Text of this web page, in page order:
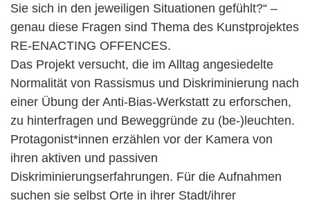
Sie sich in den jeweiligen Situationen gefühlt?“ –
genau diese Fragen sind Thema des Kunstprojektes
RE-ENACTING OFFENCES.
Das Projekt versucht, die im Alltag angesiedelte
Normalität von Rassismus und Diskriminierung nach
einer Übung der Anti-Bias-Werkstatt zu erforschen,
zu hinterfragen und Beweggründe zu (be-)leuchten.
Protagonist*innen erzählen vor der Kamera von
ihren aktiven und passiven
Diskriminierungserfahrungen. Für die Aufnahmen
suchen sie selbst Orte in ihrer Stadt/ihrer